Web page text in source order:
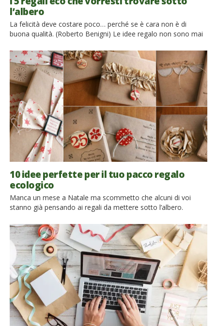
l’albero
La felicità deve costare poco… perché se è cara non è di
buona qualità. (Roberto Benigni) Le idee regalo non sono mai
last minute, viaggi in paesi lontani, le classicissime cravatte e
camicie per i ritardatari… ma come ci suggerisce la citazione di
apertura un regalo è soprattutto […]
10 idee perfette per il tuo pacco regalo
ecologico
Manca un mese a Natale ma scommetto che alcuni di voi
stanno già pensando ai regali da mettere sotto l’albero.
ridurre i rifiuti scegliendo un pacco regalo ecologico, originale e
low-cost. La regola è sempre quella delle 3 R: Ridurre,
Riutilizzare, Riciclare. Lo facciamo in occasione dell’edizione
2015 della Settimana Europea […]